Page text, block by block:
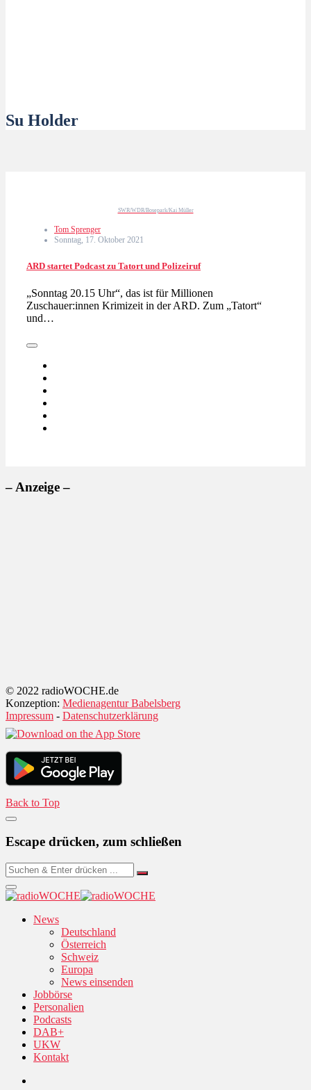
Su Holder
SWR/WDR/Bosepark/Kai Müller
Tom Sprenger
Sonntag, 17. Oktober 2021
ARD startet Podcast zu Tatort und Polizeiruf
„Sonntag 20.15 Uhr“, das ist für Millionen
Zuschauer:innen Krimizeit in der ARD. Zum „Tatort“
und…
– Anzeige –
© 2022 radioWOCHE.de
Konzeption: Medienagentur Babelsberg
Impressum - Datenschutzerklärung
Back to Top
Escape drücken, zum schließen
News
Deutschland
Österreich
Schweiz
Europa
News einsenden
Jobbörse
Personalien
Podcasts
DAB+
UKW
Kontakt